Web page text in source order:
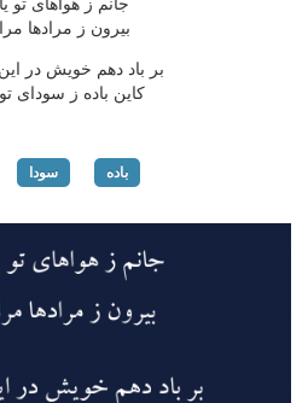
بیرون ز مرادها
بر باد دهم خویش در
کاین باده ز سودای
باده سودا